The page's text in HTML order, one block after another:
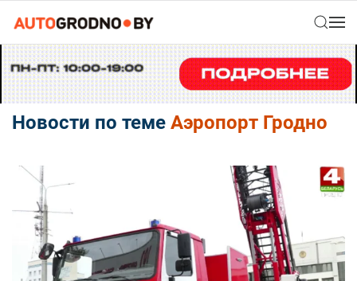
Новости по теме Аэропорт Гродно